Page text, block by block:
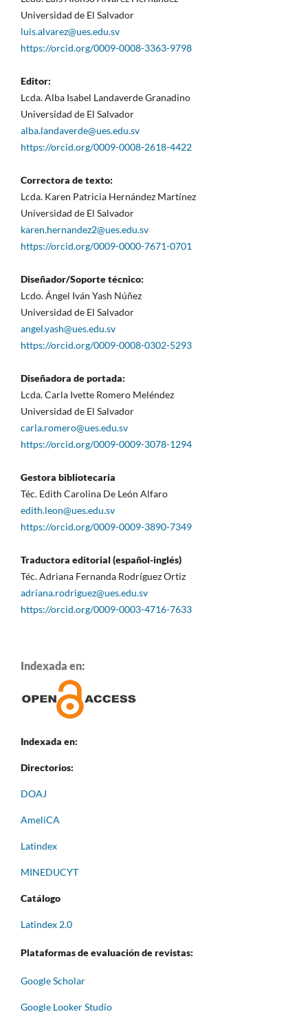
Universidad de El Salvador
luis.alvarez@ues.edu.sv
https://orcid.org/0009-0008-3363-9798
Editor:
Lcda. Alba Isabel Landaverde Granadino
Universidad de El Salvador
alba.landaverde@ues.edu.sv
https://orcid.org/0009-0008-2618-4422
Correctora de texto:
Lcda. Karen Patricia Hernández Martínez
Universidad de El Salvador
karen.hernandez2@ues.edu.sv
https://orcid.org/0009-0000-7671-0701
Diseñador/Soporte técnico:
Lcdo. Ángel Iván Yash Núñez
Universidad de El Salvador
angel.yash@ues.edu.sv
https://orcid.org/0009-0008-0302-5293
Diseñadora de portada:
Lcda. Carla Ivette Romero Meléndez
Universidad de El Salvador
carla.romero@ues.edu.sv
https://orcid.org/0009-0009-3078-1294
Gestora bibliotecaria
Téc. Edith Carolina De León Alfaro
edith.leon@ues.edu.sv
https://orcid.org/0009-0009-3890-7349
Traductora editorial (español-inglés)
Téc. Adriana Fernanda Rodríguez Ortiz
adriana.rodriguez@ues.edu.sv
https://orcid.org/0009-0003-4716-7633
Indexada en:
Indexada en:
Directorios:
DOAJ
AmeliCA
Latindex
MINEDUCYT
Catálogo
Latindex 2.0
Plataformas de evaluación de revistas:
Google Scholar
Google Looker Studio